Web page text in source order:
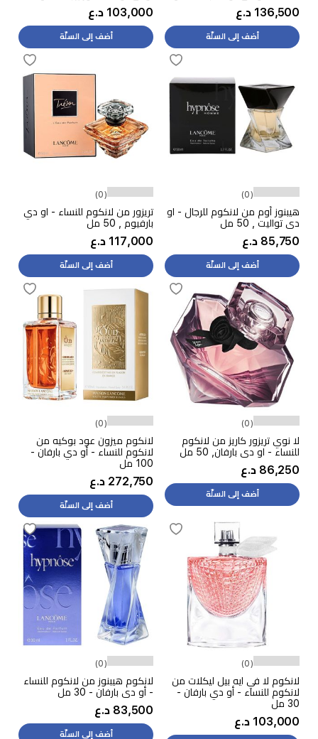
136,500 د.ع
أضف إلى السلّة
103,000 د.ع
أضف إلى السلّة
(0)
هيبنوز أوم من لانكوم للرجال - او
دي تواليت , 50 مل
85,750 د.ع
أضف إلى السلّة
(0)
تريزور من لانكوم للنساء - او دي
بارفيوم , 50 مل
117,000 د.ع
أضف إلى السلّة
(0)
لا نوي تريزور كاريز من لانكوم
للنساء - او دي بارفان, 50 مل
86,250 د.ع
أضف إلى السلّة
(0)
لانكوم ميزون عود بوكيه من
لانكوم للنساء - أو دي بارفان -
100 مل
272,750 د.ع
أضف إلى السلّة
(0)
لانكوم لا في ايه بيل ليكلات من
لانكوم للنساء - أو دي بارفان -
30 مل
103,000 د.ع
(0)
لانكوم هيبنوز من لانكوم للنساء
- أو دي بارفان - 30 مل
83,500 د.ع
أضف إلى السلّة